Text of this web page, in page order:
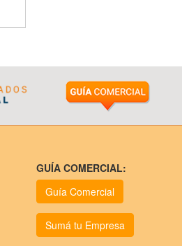
GUÍA COMERCIAL:
Guía Comercial
Sumá tu Empresa